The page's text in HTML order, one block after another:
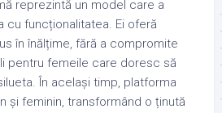
reprezintă un model care a
cu funcționalitatea. Ei oferă
în înălțime, fără a compromite
pentru femeile care doresc să
În același timp, platforma
și feminin, transformând o ținută